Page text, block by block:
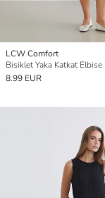
LCW Comfort
Bisiklet Yaka Katkat Elbise
8.99 EUR